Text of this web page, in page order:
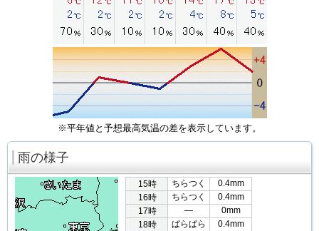
※平年値と予想最高気温の差を表示しています。
雨の様子
15時 ちらつく
0.4mm
16時
ちらつく
0.4mm
17時
―
0mm
18時
ぱらぱら
0.4mm